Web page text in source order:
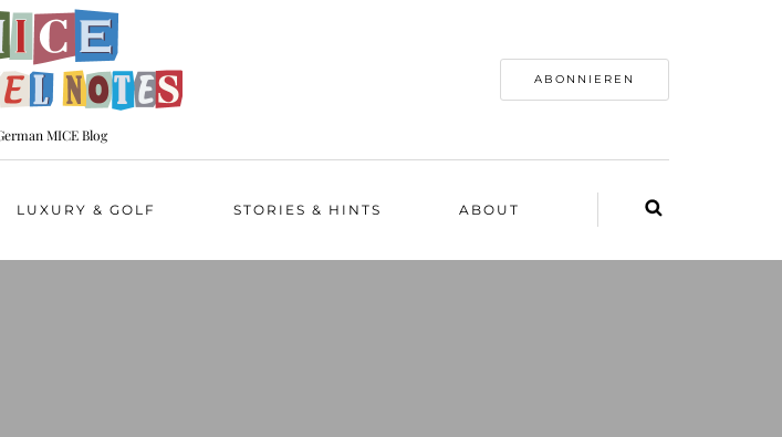
MICE Blog
ABONNIEREN
LUXURY & GOLF STORIES & HINTS ABOUT